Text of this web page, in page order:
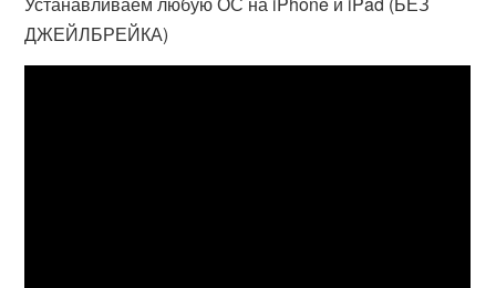
ДЖЕЙЛБРЕЙКА)